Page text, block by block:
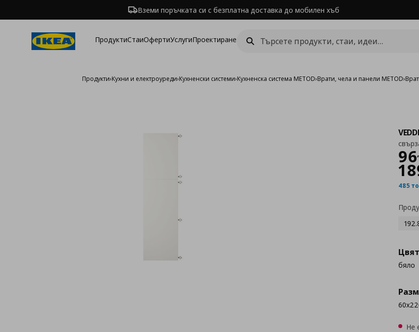
Вземи поръчката си с безплатна доставка до мобилен хъб
ПродуктиСтаиОфертиУслугиПроектиране
Продукти›Кухни и електроуреди›Кухненски системи›Кухненска система METOD›Врати, чела и панели METOD›
96,
485
бяло
Не